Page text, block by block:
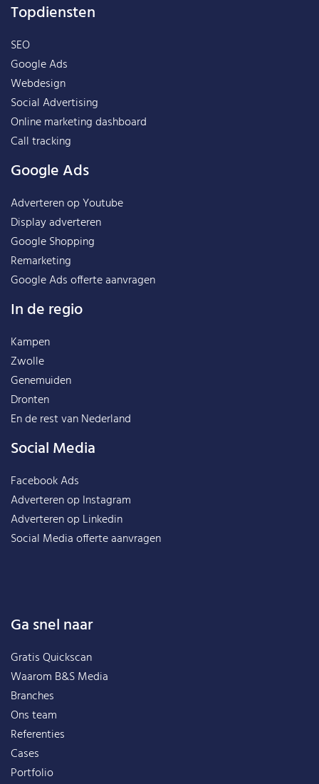
Topdiensten
SEO
Google Ads
Webdesign
Social Advertising
Online marketing dashboard
Call tracking
Google Ads
Adverteren op Youtube
Display adverteren
Google Shopping
Remarketing
Google Ads offerte aanvragen
In de regio
Kampen
Zwolle
Genemuiden
Dronten
En de rest vanNederland
Social Media
Facebook Ads
Adverteren op Instagram
Adverteren op Linkedin
Social Media offerte aanvragen
Ga snel naar
Gratis Quickscan
Waarom B&S Media
Branches
Ons team
Referenties
Cases
Portfolio